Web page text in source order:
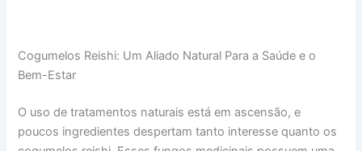
Cogumelos Reishi: Um Aliado Natural Para a Saúde e o
Bem-Estar
O uso de tratamentos naturais está em ascensão, e
poucos ingredientes despertam tanto interesse quanto os